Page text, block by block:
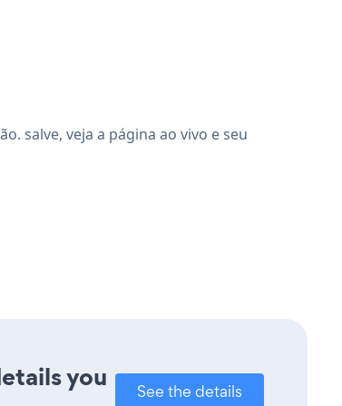
salve, veja a página ao vivo e seu
you
See the details